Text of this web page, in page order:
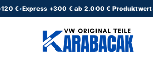
Express +300 € ab 2.000 € Produktwert•10